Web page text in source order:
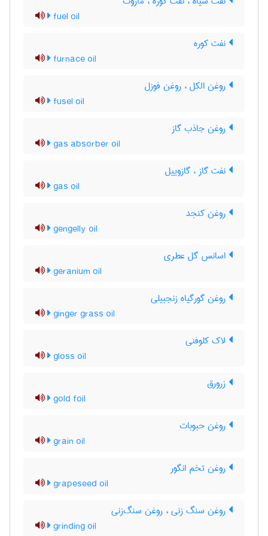
fuel oil
نفت کوره
furnace oil
روغن الکل ، روغن فوزل
fusel oil
روغن جاذب گاز
gas absorber oil
نفت گاز ، گازوییل
gas oil
روغن کنجد
gengelly oil
اسانس گل عطری
geranium oil
روغن گورگیاه زنجبیلی
ginger grass oil
لاک کلوفنی
gloss oil
زرورق
gold foil
روغن حبوبات
grain oil
روغن تخم انگور
grapeseed oil
روغن سنگ زنی ، روغن سنگ‌زنی
grinding oil